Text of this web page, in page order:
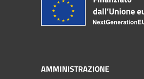
AMMINISTRAZIONE